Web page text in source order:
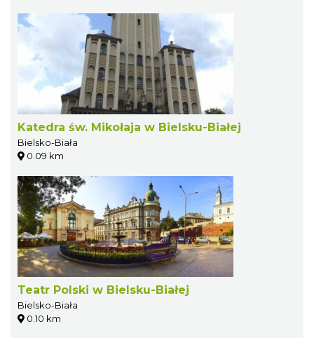
Katedra św. Mikołaja w Bielsku-Białej
Bielsko-Biała
0.09 km
Teatr Polski w Bielsku-Białej
Bielsko-Biała
0.10 km